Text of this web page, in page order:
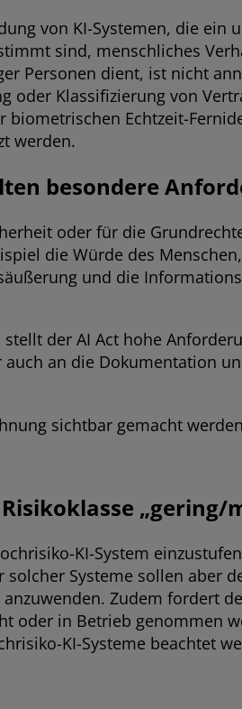
von KI-Systemen, die ein
sind, menschliches
Personen dient, ist nicht
oder Klassifizierung von
biometrischen Echtzeit-
werden.
besondere
oder für die
die Würde des
und die
der AI Act hohe
an die Dokumentation
sichtbar gemacht
„gering/
KI-System
Systeme sollen aber
Zudem fordert
oder in Betrieb genommen
KI-Systeme beachtet